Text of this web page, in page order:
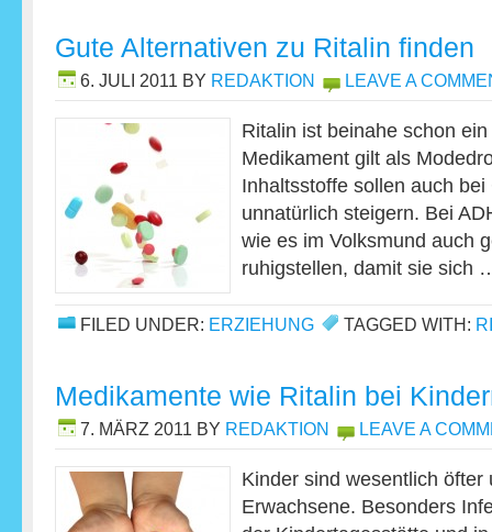
Gute Alternativen zu Ritalin finden
6. JULI 2011 BY REDAKTION LEAVE A
Ritalin ist beinahe schon
Medikament gilt als
Inhaltsstoffe sollen auch
unnatürlich steigern. Bei
wie es im Volksmund auch
ruhigstellen, damit sie sich
FILED UNDER: ERZIEHUNG TAGGED WITH:
Medikamente wie Ritalin bei
7. MÄRZ 2011 BY REDAKTION LEAVE A
Kinder sind wesentlich öfter
Erwachsene. Besonders